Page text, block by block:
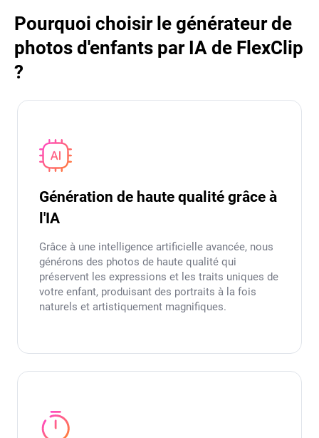
Pourquoi choisir le générateur de
photos d'enfants par IA de FlexClip
?
Génération de haute qualité grâce à
l'IA
Grâce à une intelligence artificielle avancée, nous
générons des photos de haute qualité qui
préservent les expressions et les traits uniques de
votre enfant, produisant des portraits à la fois
naturels et artistiquement magnifiques.